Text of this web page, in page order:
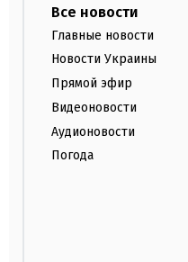
Все новости
Главные новости
Новости Украины
Прямой эфир
Видеоновости
Аудионовости
Погода